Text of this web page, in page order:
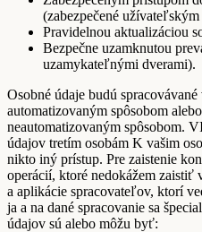
(zabezpečené
Pravidelnou aktualizáciou
Bezpečne uzamknutou
uzamykateľnými dverami).
Osobné údaje budú
automatizovaným spôsobom
neautomatizovaným spôsobom.
údajov tretím osobám K vašim
nikto iný prístup. Pre zaistenie
operácií, ktoré nedokážem
a aplikácie spracovateľov, ktorí
ja a na dané spracovanie sa
údajov sú alebo môžu byť: